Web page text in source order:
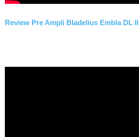
Review Pre Ampli Bladelius Embla DL II